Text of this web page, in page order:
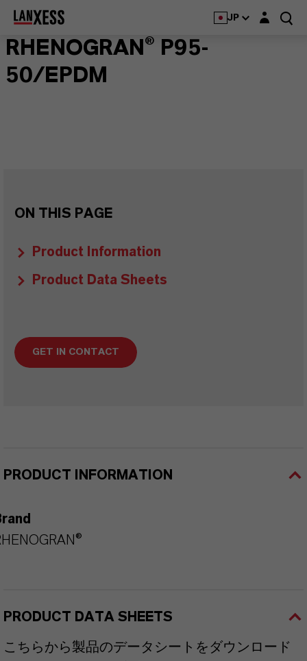
JP Login layer
RHENOGRAN® P95-
50/EPDM
ON THIS PAGE
Product Information
Product Data Sheets
GET IN CONTACT
PRODUCT INFORMATION
PRODUCT DATA SHEETS
こちらから製品のデータシートをダウンロード